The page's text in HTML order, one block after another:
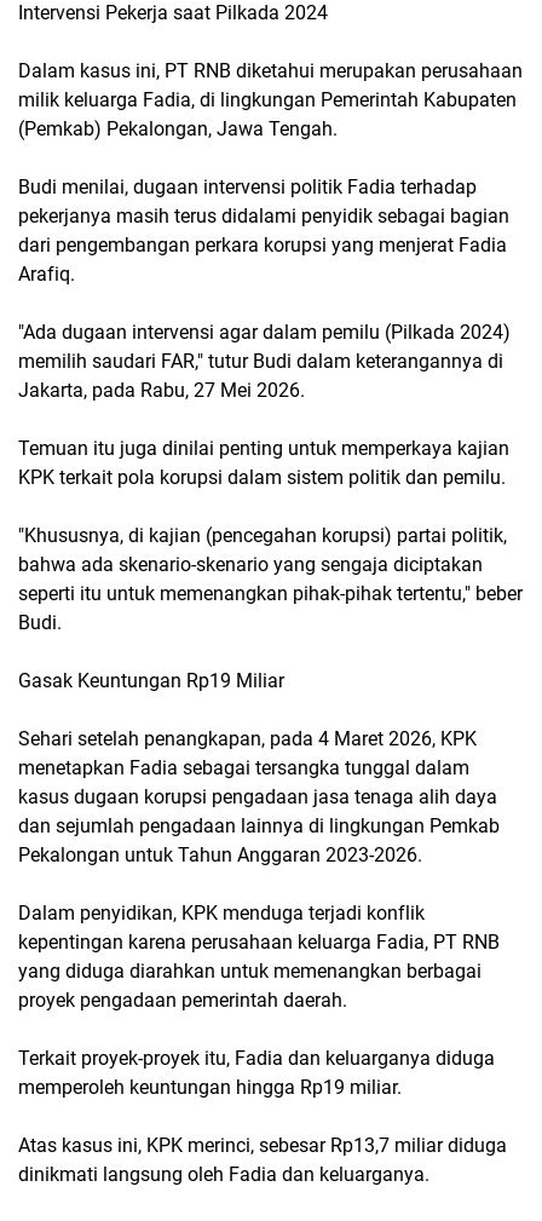
Intervensi Pekerja saat Pilkada 2024
Dalam kasus ini, PT RNB diketahui merupakan perusahaan
milik keluarga Fadia, di lingkungan Pemerintah Kabupaten
(Pemkab) Pekalongan, Jawa Tengah.
Budi menilai, dugaan intervensi politik Fadia terhadap
pekerjanya masih terus didalami penyidik sebagai bagian
dari pengembangan perkara korupsi yang menjerat Fadia
Arafiq.
"Ada dugaan intervensi agar dalam pemilu (Pilkada 2024)
memilih saudari FAR," tutur Budi dalam keterangannya di
Jakarta, pada Rabu, 27 Mei 2026.
Temuan itu juga dinilai penting untuk memperkaya kajian
KPK terkait pola korupsi dalam sistem politik dan pemilu.
"Khususnya, di kajian (pencegahan korupsi) partai politik,
bahwa ada skenario-skenario yang sengaja diciptakan
seperti itu untuk memenangkan pihak-pihak tertentu," beber
Budi.
Gasak Keuntungan Rp19 Miliar
Sehari setelah penangkapan, pada 4 Maret 2026, KPK
menetapkan Fadia sebagai tersangka tunggal dalam
kasus dugaan korupsi pengadaan jasa tenaga alih daya
dan sejumlah pengadaan lainnya di lingkungan Pemkab
Pekalongan untuk Tahun Anggaran 2023-2026.
Dalam penyidikan, KPK menduga terjadi konflik
kepentingan karena perusahaan keluarga Fadia, PT RNB
yang diduga diarahkan untuk memenangkan berbagai
proyek pengadaan pemerintah daerah.
Terkait proyek-proyek itu, Fadia dan keluarganya diduga
memperoleh keuntungan hingga Rp19 miliar.
Atas kasus ini, KPK merinci, sebesar Rp13,7 miliar diduga
dinikmati langsung oleh Fadia dan keluarganya.